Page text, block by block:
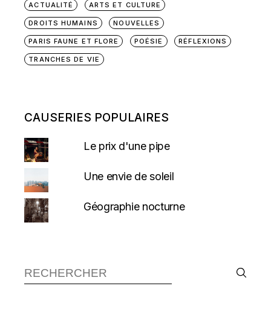
ACTUALITÉ ARTS ET CULTURE
DROITS HUMAINS NOUVELLES
PARIS FAUNE ET FLORE POÉSIE RÉFLEXIONS
TRANCHES DE VIE
CAUSERIES POPULAIRES
Le prix d'une pipe
Une envie de soleil
Géographie nocturne
Recherche :